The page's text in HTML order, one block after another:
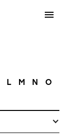
L M N O